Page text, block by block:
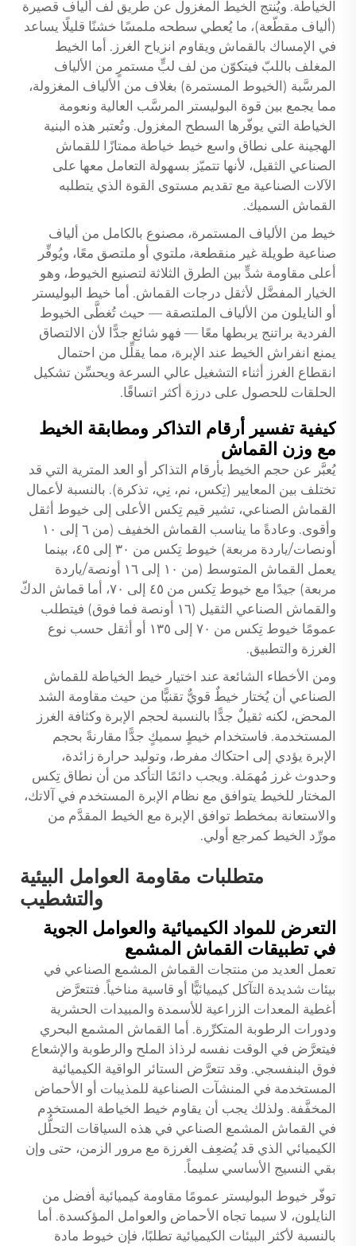
الخياطة. ويُنتج الخيط المغزول عن طريق لف ألياف قصيرة
(ألياف مقطّعة)، ما يُعطي سطحه ملمسًا خشنًا قليلًا يساعد
في الإمساك بالقماش ويقاوم انزياح الغرز. أما الخيط
المغلف باللبّ فيتكوّن من لف لبٍّ مستمرٍ من الألياف
المرسَّبة (الخيوط المستمرة) بغلاف من الألياف المغزولة،
مما يجمع بين قوة البوليستر المرسَّب العالية ونعومة
الخياطة التي يوفّرها السطح المغزول. وتُعتبر هذه البنية
الهجينة على نطاق واسع خيط خياطة ممتازًا للقماش
الصناعي الثقيل، لأنها تتميّز بسهولة التعامل معها على
الآلات الصناعية مع تقديم مستوى القوة الذي يتطلبه
القماش السميك.
خيط من الألياف المستمرة، مصنوع بالكامل من ألياف
صناعية طويلة غير منقطعة، ملتوي أو ملتصق معًا، ويُوفِّر
أعلى مقاومة شدٍّ بين الطرق الثلاثة لتصنيع الخيوط، وهو
الخيار المفضَّل لأثقل درجات القماش. أما خيط البوليستر
أو النايلون من الألياف الملتصقة — حيث تُغطَّى الخيوط
الفردية براتنج يربطها معًا — فهو شائع جدًّا لأن الالتصاق
يمنع انفراش الخيط عند الإبرة، مما يقلِّل من احتمال
انقطاع الغرز أثناء التشغيل عالي السرعة ويحسِّن تشكيل
الحلقات للحصول على درزة أكثر اتساقًا.
كيفية تفسير أرقام التذاكر ومطابقة الخيط
مع وزن القماش
يُعبَّر عن حجم الخيط بأرقام التذاكر أو العد المترية التي قد
تختلف بين المعايير (تِكس، نم، نِي، تذكرة). بالنسبة لأعمال
القماش الصناعي، تشير قيم تِكس الأعلى إلى خيوط أثقل
وأقوى. وعادةً ما يناسب القماش الخفيف (من ٦ إلى ١٠
أونصات/ياردة مربعة) خيوط تِكس من ٣٠ إلى ٤٥، بينما
يعمل القماش المتوسط (من ١٠ إلى ١٦ أونصة/ياردة
مربعة) جيدًا مع خيوط تِكس من ٤٥ إلى ٧٠، أما قماش الدكّ
والقماش الصناعي الثقيل (١٦ أونصة فما فوق) فيتطلب
عمومًا خيوط تِكس من ٧٠ إلى ١٣٥ أو أثقل حسب نوع
الغرزة والتطبيق.
ومن الأخطاء الشائعة عند اختيار خيط الخياطة للقماش
الصناعي أن يُختار خيطٌ قويٌّ تقنيًّا من حيث مقاومة الشد
المحض، لكنه ثقيلٌ جدًّا بالنسبة لحجم الإبرة وكثافة الغرز
المستخدمة. فاستخدام خيطٍ سميكٍ جدًّا مقارنةً بحجم
الإبرة يؤدي إلى احتكاك مفرط، وتوليد حرارة زائدة،
وحدوث غرز مُهمَلة. ويجب دائمًا التأكد من أن نطاق تِكس
المختار للخيط يتوافق مع نظام الإبرة المستخدم في آلاتك،
والاستعانة بمخطط توافق الإبرة مع الخيط المقدَّم من
مورِّد الخيط كمرجع أولي.
متطلبات مقاومة العوامل البيئية
والتشطيب
التعرض للمواد الكيميائية والعوامل الجوية
في تطبيقات القماش المشمع
تعمل العديد من منتجات القماش المشمع الصناعي في
بيئات شديدة التآكل كيميائيًّا أو قاسية مناخياً. فتتعرَّض
أغطية المعدات الزراعية للأسمدة والمبيدات الحشرية
ودورات الرطوبة المتكرِّرة. أما القماش المشمع البحري
فيتعرَّض في الوقت نفسه لرذاذ الملح والرطوبة والإشعاع
فوق البنفسجي. وقد تتعرَّض الستائر الواقية الكيميائية
المستخدمة في المنشآت الصناعية للمذيبات أو الأحماض
المخفَّفة. ولذلك يجب أن يقاوم خيط الخياطة المستخدم
في القماش المشمع الصناعي في هذه السياقات التحلُّل
الكيميائي الذي قد يُضعِف الغرزة مع مرور الزمن، حتى وإن
بقي النسيج الأساسي سليماً.
توفّر خيوط البوليستر عمومًا مقاومة كيميائية أفضل من
النايلون، لا سيما تجاه الأحماض والعوامل المؤكسدة. أما
بالنسبة لأكثر البيئات الكيميائية تطلبًا، فإن خيوط مادة